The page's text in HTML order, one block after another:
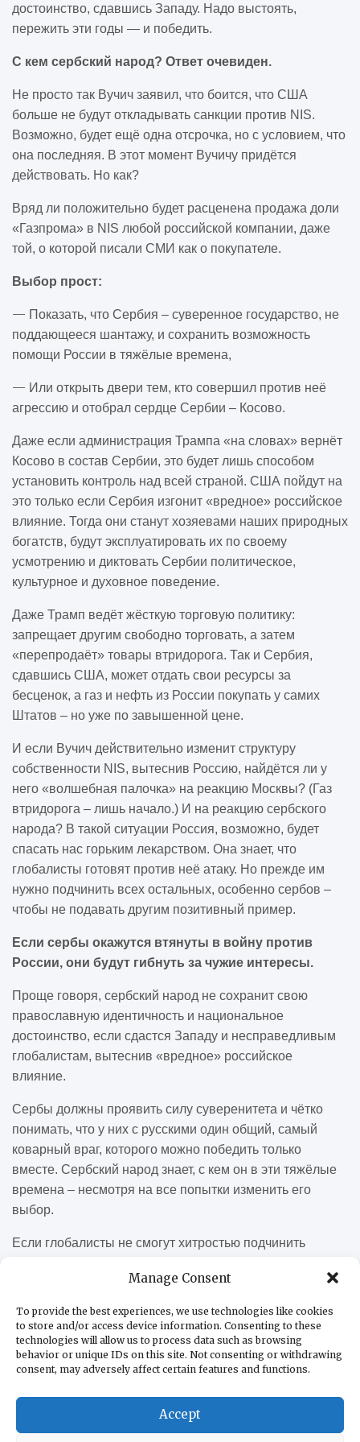
Manage Consent
To provide the best experiences, we use technologies like cookies
to store and/or access device information. Consenting to these
technologies will allow us to process data such as browsing
behavior or unique IDs on this site. Not consenting or withdrawing
consent, may adversely affect certain features and functions.
Accept
достоинство, сдавшись Западу. Надо выстоять,
пережить эти годы — и победить.
С кем сербский народ? Ответ очевиден.
Не просто так Вучич заявил, что боится, что США
больше не будут откладывать санкции против NIS.
Возможно, будет ещё одна отсрочка, но с условием, что
она последняя. В этот момент Вучичу придётся
действовать. Но как?
Вряд ли положительно будет расценена продажа доли
«Газпрома» в NIS любой российской компании, даже
той, о которой писали СМИ как о покупателе.
Выбор прост:
— Показать, что Сербия – суверенное государство, не
поддающееся шантажу, и сохранить возможность
помощи России в тяжёлые времена,
— Или открыть двери тем, кто совершил против неё
агрессию и отобрал сердце Сербии – Косово.
Даже если администрация Трампа «на словах» вернёт
Косово в состав Сербии, это будет лишь способом
установить контроль над всей страной. США пойдут на
это только если Сербия изгонит «вредное» российское
влияние. Тогда они станут хозяевами наших природных
богатств, будут эксплуатировать их по своему
усмотрению и диктовать Сербии политическое,
культурное и духовное поведение.
Даже Трамп ведёт жёсткую торговую политику:
запрещает другим свободно торговать, а затем
«перепродаёт» товары втридорога. Так и Сербия,
сдавшись США, может отдать свои ресурсы за
бесценок, а газ и нефть из России покупать у самих
Штатов – но уже по завышенной цене.
И если Вучич действительно изменит структуру
собственности NIS, вытеснив Россию, найдётся ли у
него «волшебная палочка» на реакцию Москвы? (Газ
втридорога – лишь начало.) И на реакцию сербского
народа? В такой ситуации Россия, возможно, будет
спасать нас горьким лекарством. Она знает, что
глобалисты готовят против неё атаку. Но прежде им
нужно подчинить всех остальных, особенно сербов –
чтобы не подавать другим позитивный пример.
Если сербы окажутся втянуты в войну против
России, они будут гибнуть за чужие интересы.
Проще говоря, сербский народ не сохранит свою
православную идентичность и национальное
достоинство, если сдастся Западу и несправедливым
глобалистам, вытеснив «вредное» российское
влияние.
Сербы должны проявить силу суверенитета и чётко
понимать, что у них с русскими один общий, самый
коварный враг, которого можно победить только
вместе. Сербский народ знает, с кем он в эти тяжёлые
времена – несмотря на все попытки изменить его
выбор.
Если глобалисты не смогут хитростью подчинить
войной на Балканах (пока спецоперация на Украине
идёт к завершению…). Надо продержаться ещё
несколько лет, подготовиться и победить.
Автор: ДанеЧанкович, председатель Сербского
народного движения– «Выбор наш»